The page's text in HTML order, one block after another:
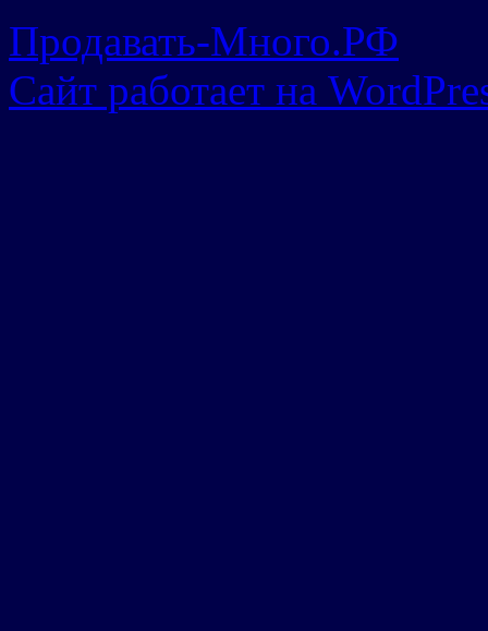
Продавать-Много.РФ
Сайт работает на